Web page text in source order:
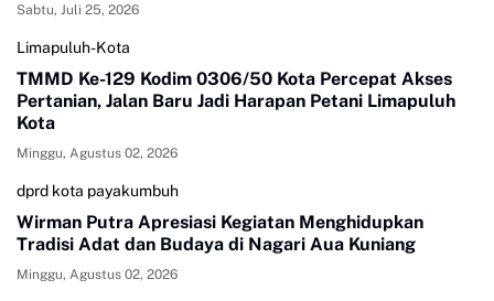
Sabtu, Juli 25, 2026
Limapuluh-Kota
TMMD Ke-129 Kodim 0306/50 Kota Percepat Akses
Pertanian, Jalan Baru Jadi Harapan Petani Limapuluh
Kota
Minggu, Agustus 02, 2026
dprd kota payakumbuh
Wirman Putra Apresiasi Kegiatan Menghidupkan
Tradisi Adat dan Budaya di Nagari Aua Kuniang
Minggu, Agustus 02, 2026